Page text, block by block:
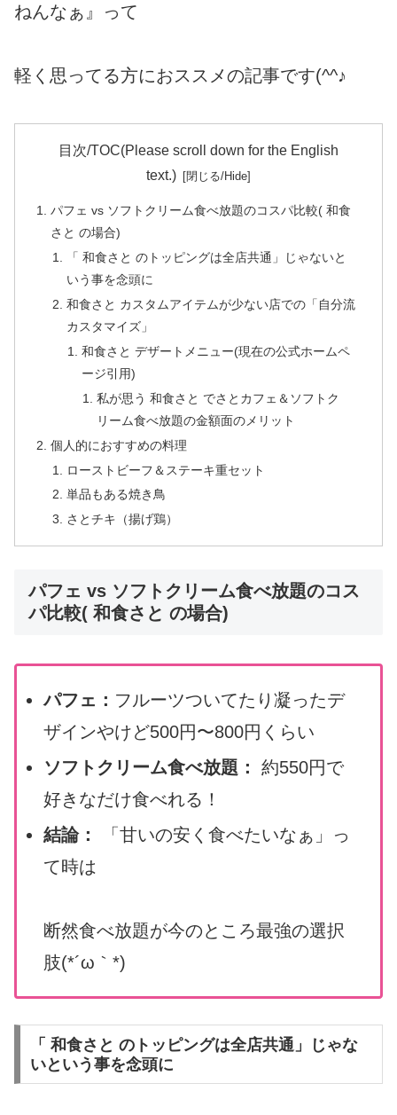
ねんなぁ』って
軽く思ってる方におススメの記事です(^^♪
目次/TOC(Please scroll down for the English
text.)
パフェ vs ソフトクリーム食べ放題のコスパ比較( 和食
さと の場合)
「 和食さと のトッピングは全店共通」じゃないと
いう事を念頭に
和食さと カスタムアイテムが少ない店での「自分流
カスタマイズ」
和食さと デザートメニュー(現在の公式ホームペ
ージ引用)
私が思う 和食さと でさとカフェ＆ソフトク
リーム食べ放題の金額面のメリット
個人的におすすめの料理
ローストビーフ＆ステーキ重セット
単品もある焼き鳥
さとチキ（揚げ鶏）
パフェ vs ソフトクリーム食べ放題のコス
パ比較( 和食さと の場合)
パフェ： フルーツついてたり凝ったデ
ザインやけど500円〜800円くらい
ソフトクリーム食べ放題：
約550円で
好きなだけ食べれる！
結論：
「甘いの安く食べたいなぁ」っ
て時は
断然食べ放題が今のところ最強の選択
肢(*´ω｀*)
「 和食さと のトッピングは全店共通」じゃな
いという事を念頭に